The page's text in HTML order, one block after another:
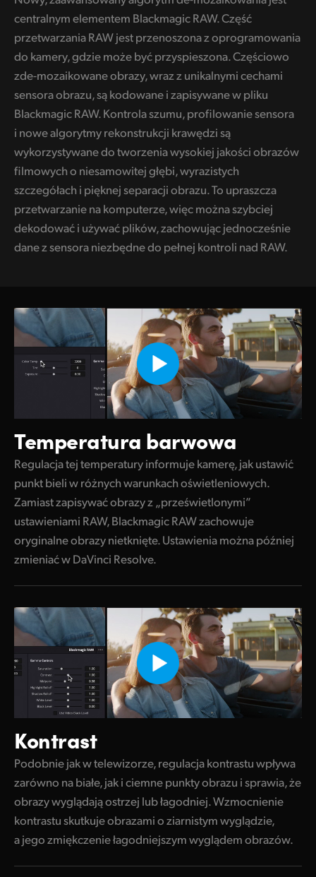
centralnym elementem Blackmagic RAW. Część
przetwarzania RAW jest przenoszona z oprogramowania
do kamery, gdzie może być przyspieszona. Częściowo
zde-mozaikowane obrazy, wraz z unikalnymi cechami
sensora obrazu, są kodowane i zapisywane w pliku
Blackmagic RAW. Kontrola szumu, profilowanie sensora
i nowe algorytmy rekonstrukcji krawędzi są
wykorzystywane do tworzenia wysokiej jakości obrazów
filmowych o niesamowitej głębi, wyrazistych
szczegółach i pięknej separacji obrazu. To upraszcza
przetwarzanie na komputerze, więc można szybciej
dekodować i używać plików, zachowując jednocześnie
dane z sensora niezbędne do pełnej kontroli nad RAW.
Temperatura barwowa
Regulacja tej temperatury informuje kamerę, jak ustawić
punkt bieli w różnych warunkach oświetleniowych.
Zamiast zapisywać obrazy z „prześwietlonymi”
ustawieniami RAW, Blackmagic RAW zachowuje
oryginalne obrazy nietknięte. Ustawienia można później
zmieniać w DaVinci Resolve.
Kontrast
Podobnie jak w telewizorze, regulacja kontrastu wpływa
zarówno na białe, jak i ciemne punkty obrazu i sprawia, że
obrazy wyglądają ostrzej lub łagodniej. Wzmocnienie
kontrastu skutkuje obrazami o ziarnistym wyglądzie,
a jego zmiękczenie łagodniejszym wyglądem obrazów.